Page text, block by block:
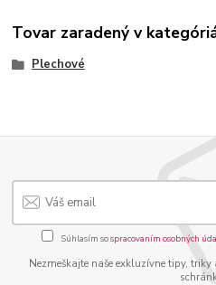
Tovar zaradený v
Plechové
Súhlasím sospracovaním osobných
Nezmeškajte naše exkluzívne tipy, triky